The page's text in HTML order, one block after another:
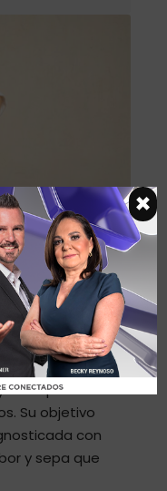
Guadalajara.
para el
consolidación de
la
para
la ampliación de
Su objetivo
con
y sepa que
×